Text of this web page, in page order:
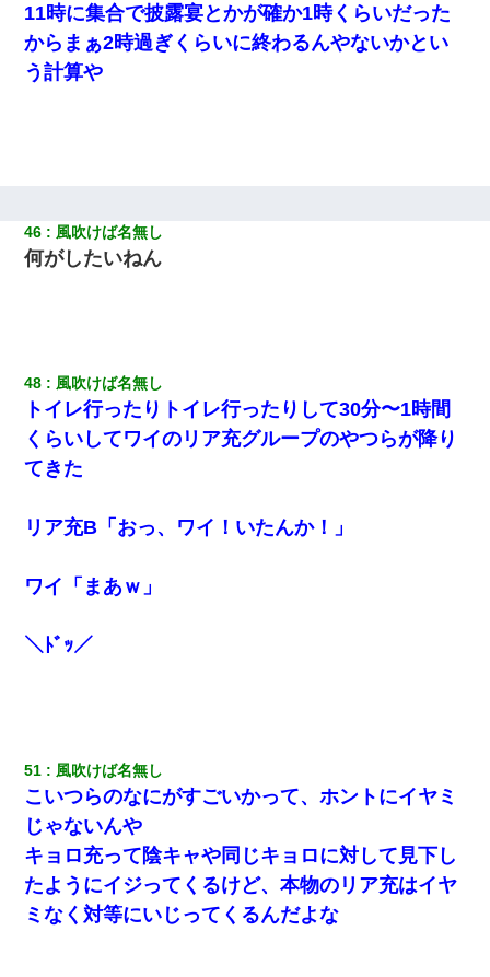
11時に集合で披露宴とかが確か1時くらいだった
からまぁ2時過ぎくらいに終わるんやないかとい
う計算や
46 風吹けば名無し
何がしたいねん
48 風吹けば名無し
トイレ行ったりトイレ行ったりして30分〜1時間
くらいしてワイのリア充グループのやつらが降り
てきた
リア充B「おっ、ワイ！いたんか！」
ワイ「まあｗ」
＼ﾄﾞｯ／
51 風吹けば名無し
こいつらのなにがすごいかって、ホントにイヤミ
じゃないんや
キョロ充って陰キャや同じキョロに対して見下し
たようにイジってくるけど、本物のリア充はイヤ
ミなく対等にいじってくるんだよな